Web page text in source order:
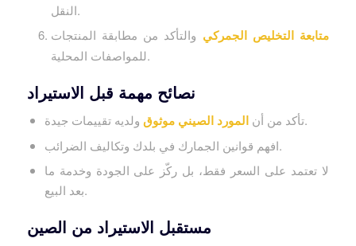
النقل.
متابعة التخليص الجمركي والتأكد من مطابقة المنتجات
للمواصفات المحلية.
نصائح مهمة قبل الاستيراد
تأكد من أنالمورد الصيني موثوق
ولديه تقييمات جيدة.
افهم قوانين الجمارك في بلدك وتكاليف الضرائب.
لا تعتمد على السعر فقط، بل ركّز على الجودة وخدمة ما
بعد البيع.
مستقبل الاستيراد من الصين